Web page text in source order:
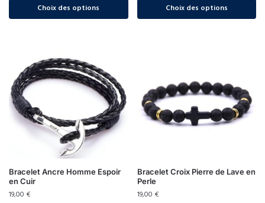
Choix des options
Choix des options
Bracelet Ancre Homme Espoir
en Cuir
19,00 €
Bracelet Croix Pierre de Lave en
Perle
19,00 €